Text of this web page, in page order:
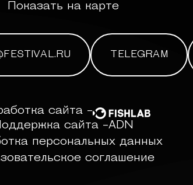
Показать на карте
TELEGRAM
сайта -
сайта -ADN
персональных данных
соглашение